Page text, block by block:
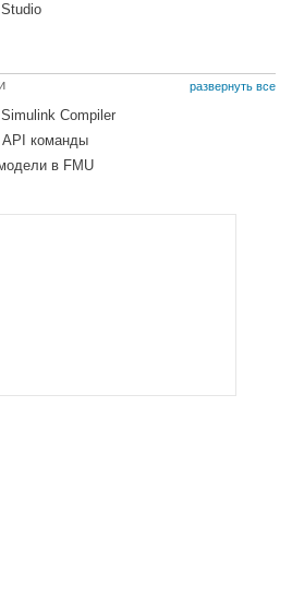
развернуть все
Simulink Compiler
API команды
в FMU